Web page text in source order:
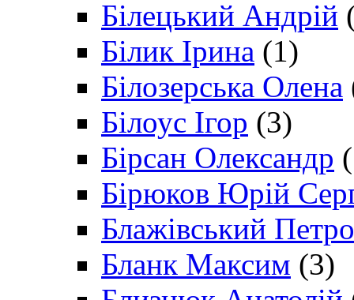
Білецький Андрій
Білик Ірина (1)
Білозерська Олена
Білоус Ігор (3)
Бірсан Олександр
Бірюков Юрій
Блажівський Петро
Бланк Максим (3)